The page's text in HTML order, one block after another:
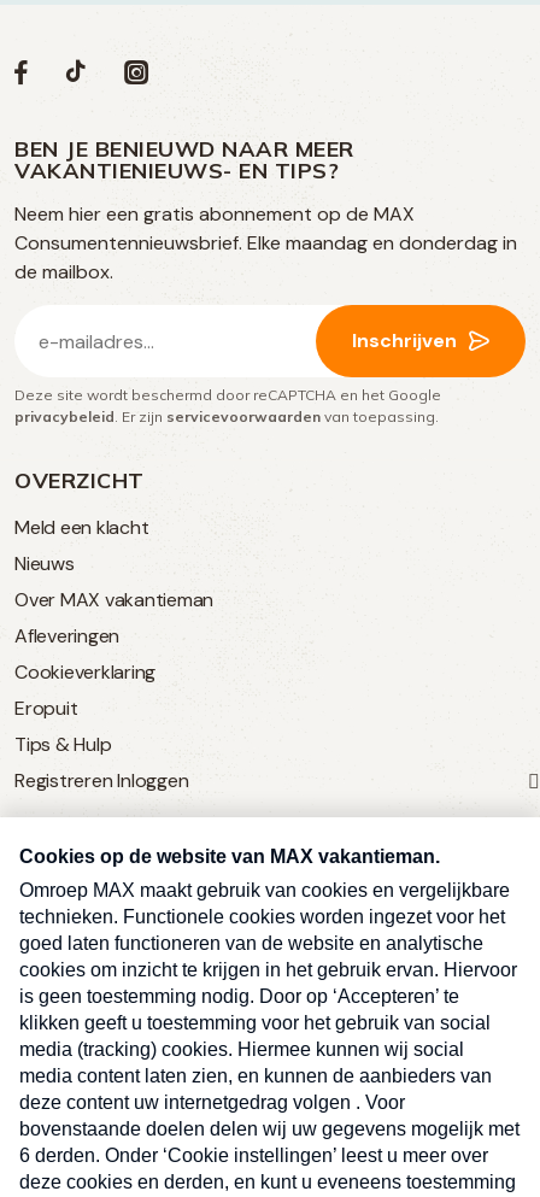
OVERZICHT
Meld een klacht
Nieuws
Over MAX vakantieman
Afleveringen
Cookieverklaring
Eropuit
Tips & Hulp
Registreren Inloggen
SERVICE
Over Omroep MAX
MAX Vandaag
MAX Meldpunt
Pers
Contact
Algemene voorwaarden
Privacyverklaring
Kwetsbaarheid melden
RegistrerenInloggen
Volg
op
social
media
Social
Volg
op
Facebook
Volg
op
TikTok
Volg
op
Instagram
BEN JE BENIEUWD NAAR MEER
VAKANTIENIEUWS- EN TIPS?
Neem hier een gratis abonnement op de MAX
Consumentennieuwsbrief. Elke maandag en donderdag in
de mailbox.
mailadres
(Vereist)
Inschrijven
Deze site wordt beschermd door reCAPTCHA en het Google
privacybeleid. Er zijn servicevoorwaarden van toepassing.
Ben je benieuwd naar meer
vakantienieuws- en tips?